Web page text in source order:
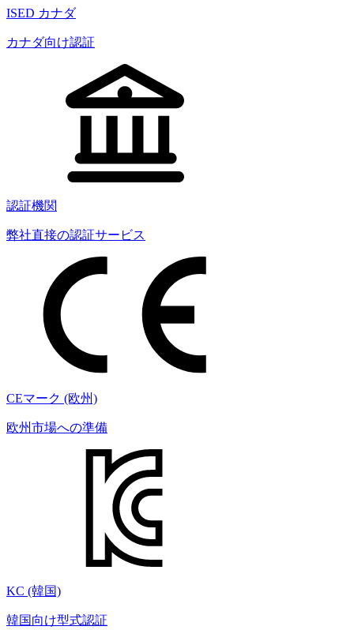
ISED カナダ
カナダ向け認証
認証機関
弊社直接の認証サービス
CEマーク (欧州)
欧州市場への準備
KC (韓国)
韓国向け型式認証